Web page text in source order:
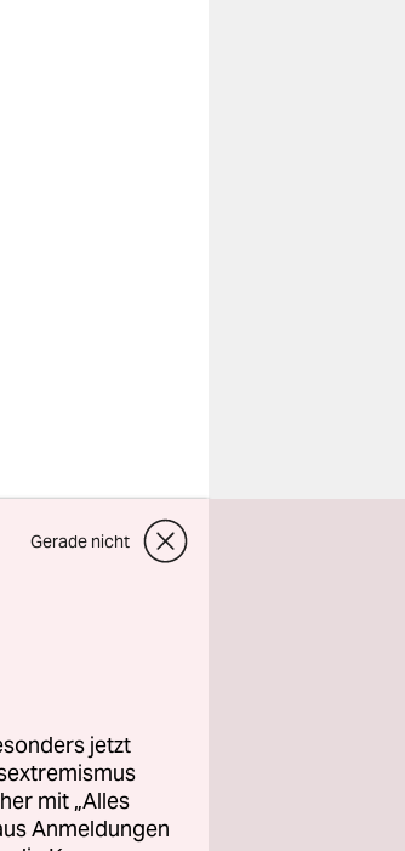
Gerade nicht
jetzt
mit „Alles
Anmeldungen